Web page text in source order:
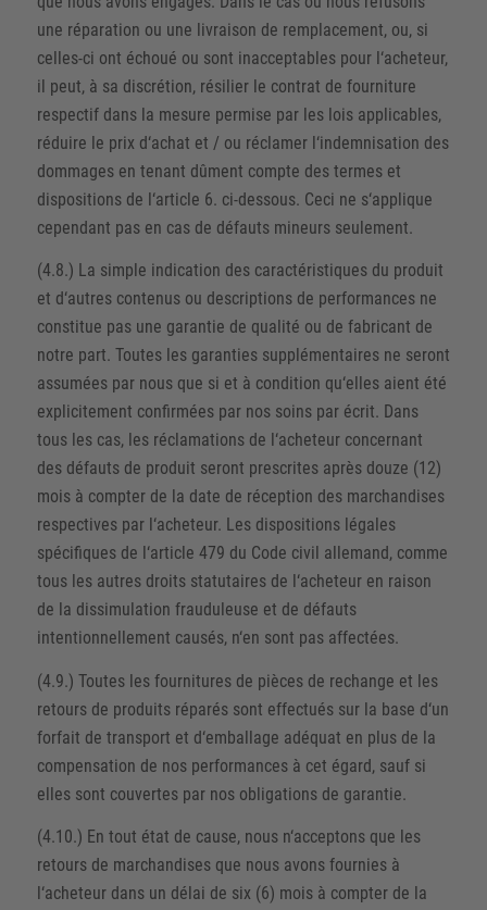
une réparation ou une livraison de remplacement, ou, si
celles-ci ont échoué ou sont inacceptables pour l‘acheteur,
il peut, à sa discrétion, résilier le contrat de fourniture
respectif dans la mesure permise par les lois applicables,
réduire le prix d‘achat et / ou réclamer l‘indemnisation des
dommages en tenant dûment compte des termes et
dispositions de l‘article 6. ci-dessous. Ceci ne s‘applique
cependant pas en cas de défauts mineurs seulement.
(4.8.) La simple indication des caractéristiques du produit
et d‘autres contenus ou descriptions de performances ne
constitue pas une garantie de qualité ou de fabricant de
notre part. Toutes les garanties supplémentaires ne seront
assumées par nous que si et à condition qu‘elles aient été
explicitement confirmées par nos soins par écrit. Dans
tous les cas, les réclamations de l‘acheteur concernant
des défauts de produit seront prescrites après douze (12)
mois à compter de la date de réception des marchandises
respectives par l‘acheteur. Les dispositions légales
spécifiques de l‘article 479 du Code civil allemand, comme
tous les autres droits statutaires de l‘acheteur en raison
de la dissimulation frauduleuse et de défauts
intentionnellement causés, n‘en sont pas affectées.
(4.9.) Toutes les fournitures de pièces de rechange et les
retours de produits réparés sont effectués sur la base d‘un
forfait de transport et d‘emballage adéquat en plus de la
compensation de nos performances à cet égard, sauf si
elles sont couvertes par nos obligations de garantie.
(4.10.) En tout état de cause, nous n‘acceptons que les
retours de marchandises que nous avons fournies à
l‘acheteur dans un délai de six (6) mois à compter de la